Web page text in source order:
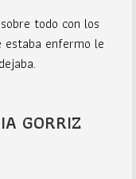
todo con los
estaba enfermo le
GORRIZ